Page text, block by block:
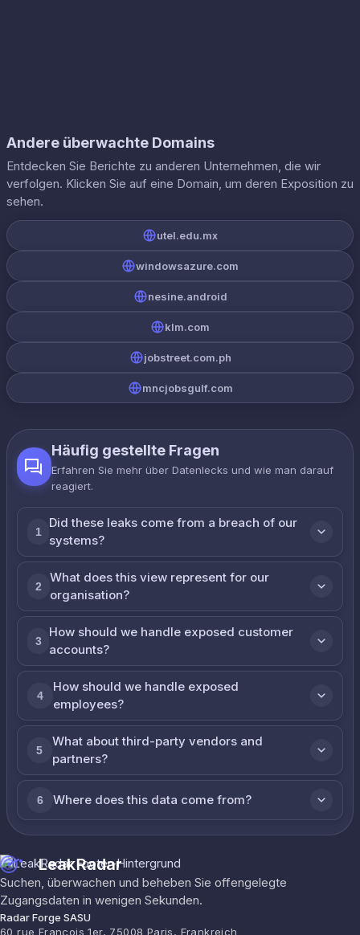
Andere überwachte Domains
Entdecken Sie Berichte zu anderen Unternehmen, die wir
verfolgen. Klicken Sie auf eine Domain, um deren Exposition zu
sehen.
utel.edu.mx
windowsazure.com
nesine.android
klm.com
jobstreet.com.ph
mncjobsgulf.com
Häufig gestellte Fragen
Erfahren Sie mehr über Datenlecks und wie man darauf
reagiert.
1
Did these leaks come from a breach of our
systems?
2
What does this view represent for our
organisation?
3
How should we handle exposed customer
accounts?
4
How should we handle exposed
employees?
5
What about third-party vendors and
partners?
6 Where does this data come from?
LeakRadar
Suchen, überwachen und beheben Sie offengelegte
Zugangsdaten in wenigen Sekunden.
Radar Forge SASU
60 rue François 1er, 75008 Paris, Frankreich